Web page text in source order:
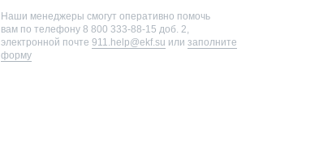
Наши менеджеры смогут оперативно помочь
вам по телефону 8 800 333-88-15 доб. 2
электронной почте 911.help@ekf.su или заполните
форму